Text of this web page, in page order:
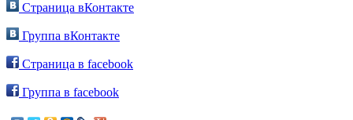
Страница вКонтакте
Группа вКонтакте
Страница в facebook
Группа в facebook